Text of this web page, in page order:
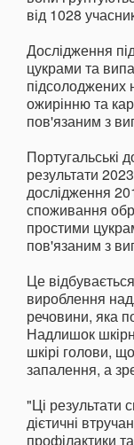
від 1028
Дослідження
цукрами та
ожирінню та
пов'язаним з
Португальські
результати
дослідження
споживання
простими
пов'язаним з
Це
вироблення
речовини, яка
Надлишок
шкірі голови,
запалення, а
"Ці результати
дієтичні
профілактики